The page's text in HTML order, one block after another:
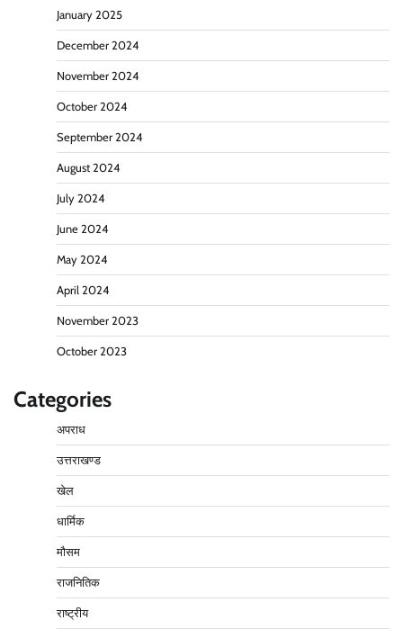
January 2025
December 2024
November 2024
October 2024
September 2024
August 2024
July 2024
June 2024
May 2024
April 2024
November 2023
October 2023
Categories
अपराध
उत्तराखण्ड
खेल
धार्मिक
मौसम
राजनितिक
राष्ट्रीय